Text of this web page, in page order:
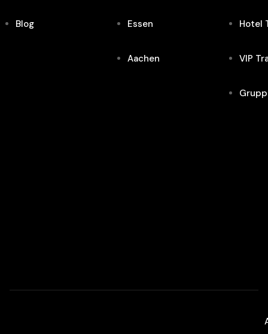
Blog Essen
Aachen
Hotel
VIP